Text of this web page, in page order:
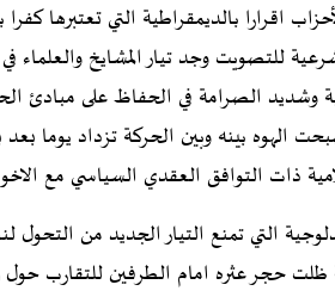
اقرارا بالديمقراطية التي تعتبرها
للتصويت وجد تيار المشايخ والعلماء
وشديد الصرامة في الحفاظ على مبادئ
الهوه بينه وبين الحركة تزداد يوما بعد
ذات التوافق العقدي السياسي مع
التي تمنع التيار الجديد من
ظلت حجر عثره امام الطرفين للتقارب